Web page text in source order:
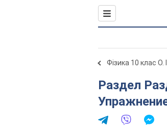
Фізика 10 клас О.
Раздел Раздел 5. Законы постоянного тока.